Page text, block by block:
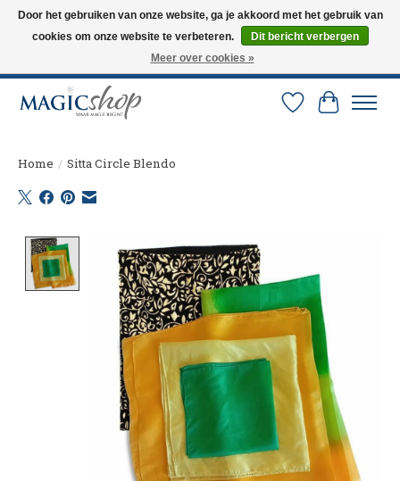
Altijd de nieuwste trucs op voorraad. Snelle verzending via PostNL en DHL.
Langskomen in onze winkel? Bel of mail om een afspraak te maken. 0251-
Verlanglijst
Home / Sitta Circle Blendo
Product image slideshow Items
Door het gebruiken van onze website, ga je akkoord met het gebruik van
cookies om onze website te verbeteren.
Dit bericht verbergen
Meer over cookies »